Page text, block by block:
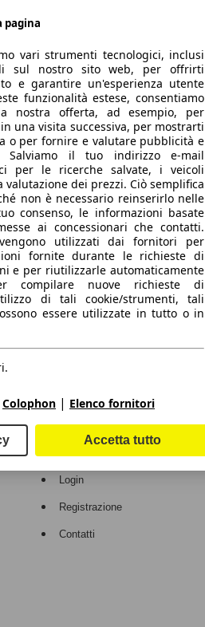
Area rivenditori
Login
Registrazione
Contatti
pagina
vari strumenti tecnologici, inclusi
sul nostro sito web, per offrirti
e garantire un'esperienza utente
funzionalità estese, consentiamo
nostra offerta, ad esempio, per
una visita successiva, per mostrarti
o per fornire e valutare pubblicità e
Salviamo il tuo indirizzo e-mail
per le ricerche salvate, i veicoli
dei prezzi. Ciò semplifica
non è necessario reinserirlo nelle
consenso, le informazioni basate
ai concessionari che contatti.
utilizzati dai fornitori per
fornite durante le richieste di
e per riutilizzarle automaticamente
compilare nuove richieste di
di tali cookie/strumenti, tali
essere utilizzate in tutto o in
Colophon | Elenco fornitori
Accetta tutto